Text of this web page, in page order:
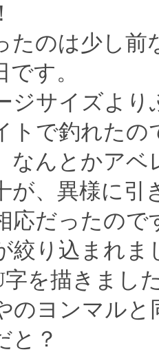
たのは少し前
す。
ジサイズよ
トで釣れたの
なんとかアベ
が、異様に引
応だったので
絞り込まれ
字を描きまし
のヨンマル
と？